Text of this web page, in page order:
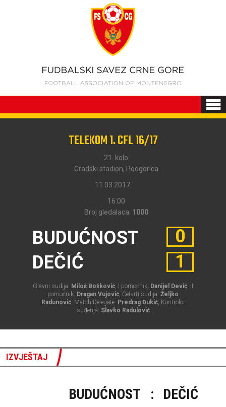
TELEKOM 1. CFL 16/17
21. kolo
Gradski stadion, Podgorica
11.03.2017.
16:00
Broj gledalaca: 1000
BUDUĆNOST
DEČIĆ
0
1
Glavni sudija: Miloš Bošković, I pomoćnik: Danijel Dević, II
pomoćnik: Dragan Vujović, Četvrti sudija: Željko
Radunović, Match Delegate: Predrag Đukić, Kontrolor
suđenja: Slavko Radulović
IZVJEŠTAJ
BUDUĆNOST : DEČIĆ